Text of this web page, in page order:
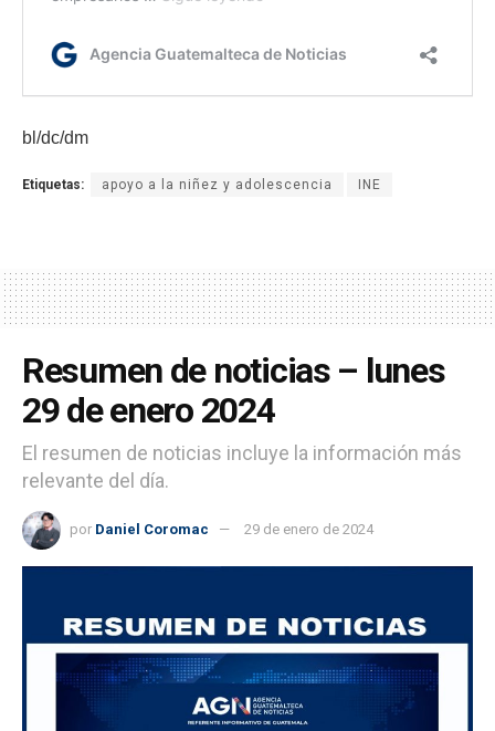
bl/dc/dm
Etiquetas: apoyo a la niñez y adolescencia INE
Resumen de noticias – lunes
29 de enero 2024
El resumen de noticias incluye la información más
relevante del día.
por Daniel Coromac 29 de enero de 2024